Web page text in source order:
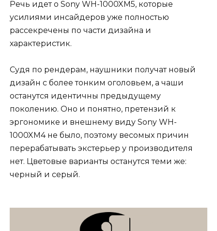
Речь идет о Sony WH-1000XM5, которые
усилиями инсайдеров уже полностью
рассекречены по части дизайна и
характеристик.
Судя по рендерам, наушники получат новый
дизайн с более тонким оголовьем, а чаши
останутся идентичны предыдущему
поколению. Оно и понятно, претензий к
эргономике и внешнему виду Sony WH-
1000XM4 не было, поэтому весомых причин
перерабатывать экстерьер у производителя
нет. Цветовые варианты останутся теми же:
черный и серый.